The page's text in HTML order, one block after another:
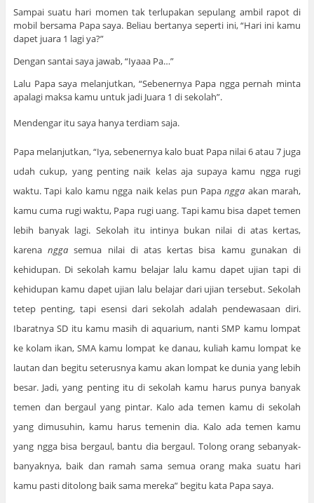
Sampai suatu hari momen tak terlupakan sepulang ambil rapot di
mobil bersama Papa saya. Beliau bertanya seperti ini, “Hari ini kamu
dapet juara 1 lagi ya?”
Dengan santai saya jawab, “Iyaaa Pa…”
Lalu Papa saya melanjutkan, “Sebenernya Papa ngga pernah minta
apalagi maksa kamu untuk jadi Juara 1 di sekolah”.
Mendengar itu saya hanya terdiam saja.
Papa melanjutkan, “Iya, sebenernya kalo buat Papa nilai 6 atau 7 juga
udah cukup, yang penting naik kelas aja supaya kamu ngga rugi
waktu. Tapi kalo kamu ngga naik kelas pun Papangga akan marah,
kamu cuma rugi waktu, Papa rugi uang. Tapi kamu bisa dapet temen
lebih banyak lagi. Sekolah itu intinya bukan nilai di atas kertas,
karenangga semua nilai di atas kertas bisa kamu gunakan di
kehidupan. Di sekolah kamu belajar lalu kamu dapet ujian tapi di
kehidupan kamu dapet ujian lalu belajar dari ujian tersebut. Sekolah
tetep penting, tapi esensi dari sekolah adalah pendewasaan diri.
Ibaratnya SD itu kamu masih di aquarium, nanti SMP kamu lompat
ke kolam ikan, SMA kamu lompat ke danau, kuliah kamu lompat ke
lautan dan begitu seterusnya kamu akan lompat ke dunia yang lebih
besar. Jadi, yang penting itu di sekolah kamu harus punya banyak
temen dan bergaul yang pintar. Kalo ada temen kamu di sekolah
yang dimusuhin, kamu harus temenin dia. Kalo ada temen kamu
yang ngga bisa bergaul, bantu dia bergaul. Tolong orang sebanyak-
banyaknya, baik dan ramah sama semua orang maka suatu hari
kamu pasti ditolong baik sama mereka” begitu kata Papa saya.